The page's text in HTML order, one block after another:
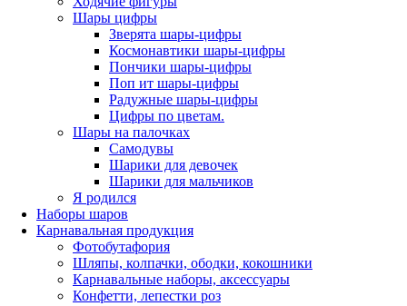
Шары цифры
Зверята шары-цифры
Космонавтики шары-цифры
Пончики шары-цифры
Поп ит шары-цифры
Радужные шары-цифры
Цифры по цветам.
Шары на палочках
Самодувы
Шарики для девочек
Шарики для мальчиков
Я родился
Наборы шаров
Карнавальная продукция
Фотобутафория
Шляпы, колпачки, ободки, кокошники
Карнавальные наборы, аксессуары
Конфетти, лепестки роз